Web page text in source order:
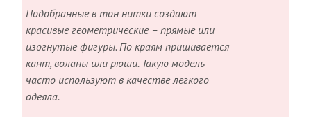
Подобранные в тон нитки создают
красивые геометрические – прямые или
изогнутые фигуры. По краям пришивается
кант, воланы или рюши. Такую модель
часто используют в качестве легкого
одеяла.